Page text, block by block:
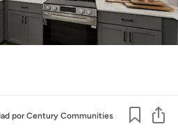
por Century Communities